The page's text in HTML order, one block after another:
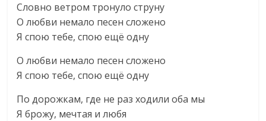
Словно ветром тронуло струну
О любви немало пeсен сложено
Я спою тебе, спою ещё одну
О любви немало пeсен сложено
Я спою тебе, спою ещё одну
По дорожкам, где не раз ходили оба мы
Я брожу, мечтая и любя